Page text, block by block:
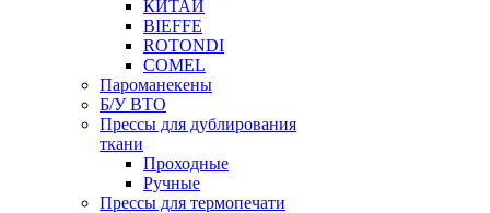
КИТАЙ
BIEFFE
ROTONDI
COMEL
Пароманекены
Б/У ВТО
Прессы для дублирования
ткани
Проходные
Ручные
Прессы для термопечати